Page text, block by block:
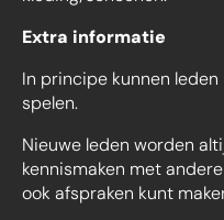
Extra informatie
In principe kunnen
spelen.
Nieuwe leden worden
kennismaken met
ook afspraken kunt